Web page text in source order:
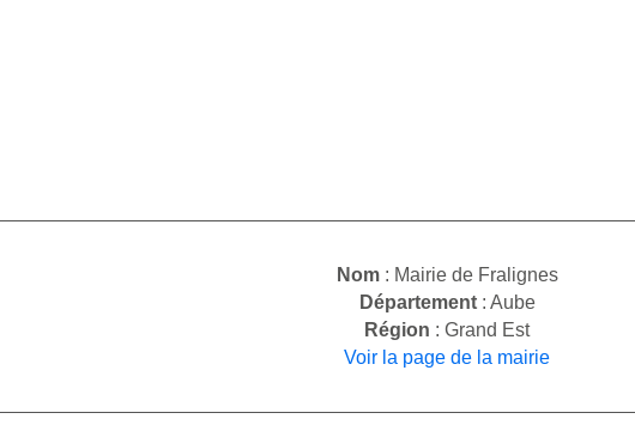
Nom: Mairie de Fralignes
Département: Aube
Région : Grand Est
Voir la page de la mairie